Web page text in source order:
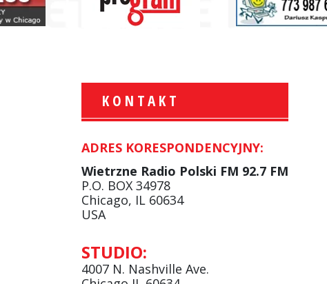
KONTAKT
ADRES KORESPONDENCYJNY:
Wietrzne Radio Polski FM 92.7 FM
P.O. BOX 34978
Chicago, IL 60634
USA
STUDIO:
4007 N. Nashville Ave.
Krzysztof Wawer:
Komentator
facebook